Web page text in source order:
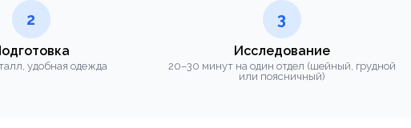
2
удобная одежда
3
Исследование
20–30 минут на один отдел (шейный, грудной
или поясничный)